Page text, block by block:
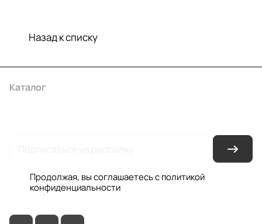
Назад к списку
Каталог
Продолжая, вы соглашаетесь с политикой
конфиденциальности